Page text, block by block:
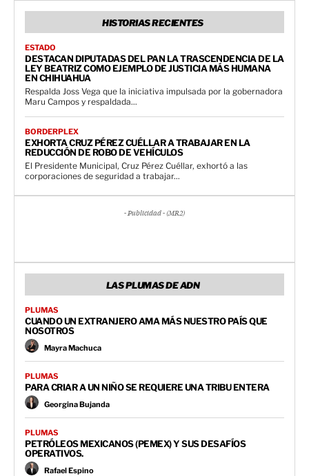
HISTORIAS RECIENTES
ESTADO
DESTACAN DIPUTADAS DEL PAN LA TRASCENDENCIA DE LA
LEY BEATRIZ COMO EJEMPLO DE JUSTICIA MÁS HUMANA
EN CHIHUAHUA
Respalda Joss Vega que la iniciativa impulsada por la gobernadora
Maru Campos y respaldada...
BORDERPLEX
EXHORTA CRUZ PÉREZ CUÉLLAR A TRABAJAR EN LA
REDUCCIÓN DE ROBO DE VEHÍCULOS
El Presidente Municipal, Cruz Pérez Cuéllar, exhortó a las
corporaciones de seguridad a trabajar...
- Publicidad - (MR2)
LAS PLUMAS DE ADN
PLUMAS
CUANDO UN EXTRANJERO AMA MÁS NUESTRO PAÍS QUE
NOSOTROS
Mayra Machuca
PLUMAS
PARA CRIAR A UN NIÑO SE REQUIERE UNA TRIBU ENTERA
Georgina Bujanda
PLUMAS
PETRÓLEOS MEXICANOS (PEMEX) Y SUS DESAFÍOS
OPERATIVOS.
Rafael Espino